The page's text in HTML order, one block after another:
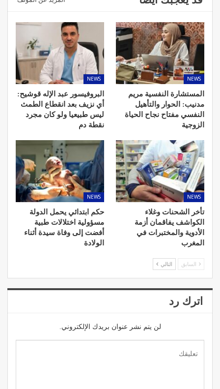
NEWS
المستشارة النفسية مريم
مدنيب: الحوار والتأهيل
النفسي مفتاح نجاح الحياة
الزوجية
NEWS
البروفيسور عبد الإله قوشيح:
أي نزيف بعد انقطاع الطمث
ليس طبيعيا ولو كان مجرد
نقطة دم
NEWS
تأخر الشحنات وغلاء
الكواشف يفاقمان أزمة
الأدوية والمختبرات في
المغرب
NEWS
حكم ابتدائي يحمل الدولة
مسؤولية اختلالات طبية
أفضت إلى وفاة سيدة أثناء
الولادة
السابق التالي
اترك رد
لن يتم نشر عنوان بريدك الإلكتروني.